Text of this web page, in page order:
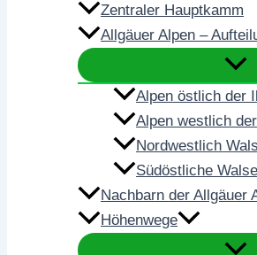
Zentraler Hauptkamm
Allgäuer Alpen –
Alpen östlich der
Alpen westlich
Nordwestlich
Südöstliche
Nachbarn der Allgäuer
Höhenwege